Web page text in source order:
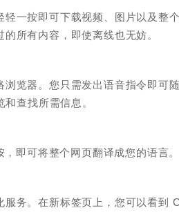
一按即可下载视频、图片以及整
所有内容，即使离线也无妨。
览器。您只需发出语音指令即可
查找所需信息。
即可将整个网页翻译成您的语言。
务。在新标签页上，您可以看到